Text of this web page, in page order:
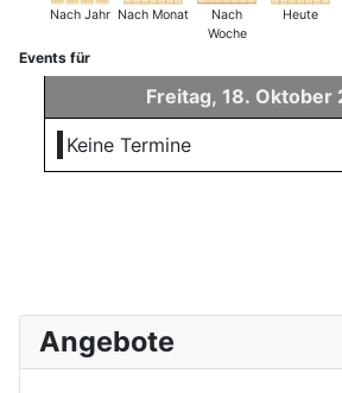
Nach Jahr Nach Monat
Nach
Woche
Heute
Events für
Freitag, 18. Oktober
Keine Termine
Angebote